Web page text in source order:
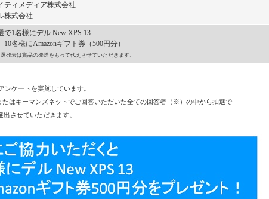
ティメディア株式会社
株式会社
1名様にデル New XPS 13
様にAmazonギフト券（500円分）
発表は賞品の発送をもって代えさせていただきます。
ケートを実施しています。
たはキーマンズネットでご回答いただいた全ての回答者（※）の中から抽選で
出させていただきます。